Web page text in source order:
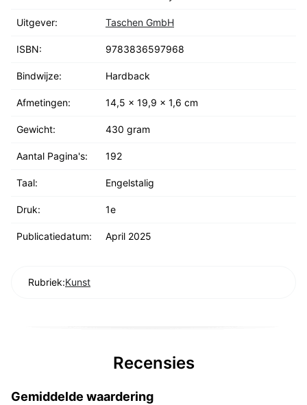
Uitgever: Taschen GmbH
ISBN: 9783836597968
Bindwijze: Hardback
Afmetingen: 14,5 x 19,9 x 1,6 cm
Gewicht: 430 gram
Aantal Pagina's: 192
Taal: Engelstalig
Druk: 1e
Publicatiedatum: April 2025
Rubriek:Kunst
Recensies
Gemiddelde waardering